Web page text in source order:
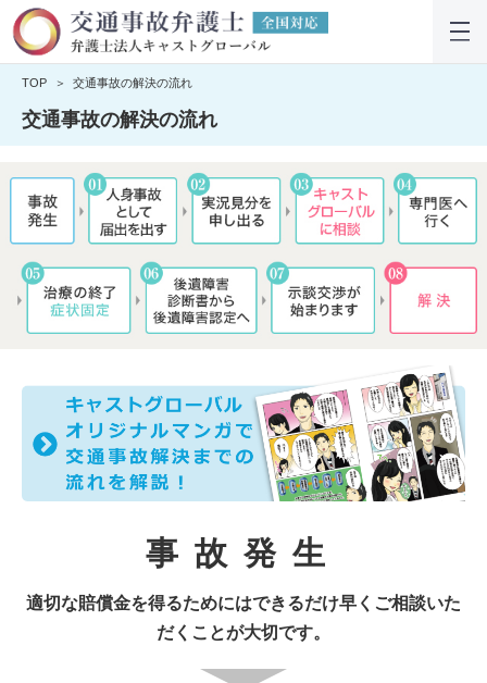
TOP 交通事故の解決の流れ
交通事故の解決の流れ
事故発生
適切な賠償金を得るためにはできるだけ早くご相談いた
だくことが大切です。